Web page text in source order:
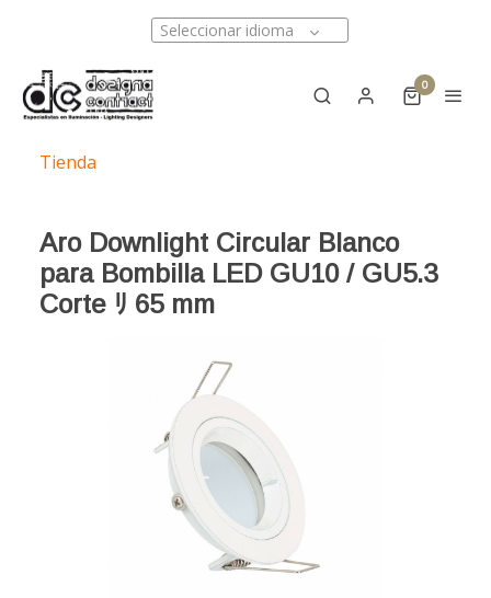
Seleccionar idioma
0
Tienda
Aro Downlight Circular Blanco
para Bombilla LED GU10 / GU5.3
Corte ﾘ 65 mm